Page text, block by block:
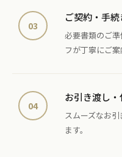
03
ご契約・手続
必要書類のご
フが丁寧にご案
04
お引き渡し
スムーズなお
ます。